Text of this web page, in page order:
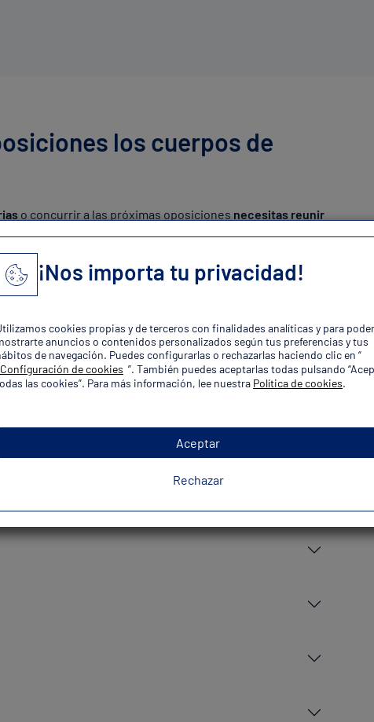
los cuerpos de
o concurrir a las próximas oposiciones necesitas reunir
¡Nos importa tu privacidad!
cookies propias y de terceros con finalidades analíticas y para poder
anuncios o contenidos personalizados según tus preferencias y tus
de navegación. Puedes configurarlas o rechazarlas haciendo clic en “
Configuración de cookies ”. También puedes aceptarlas todas pulsando
las cookies”. Para más información, lee nuestra Política de cookies.
Aceptar
Rechazar